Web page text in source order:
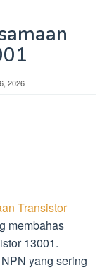
2026
Transistor
membahas
13001.
yang sering